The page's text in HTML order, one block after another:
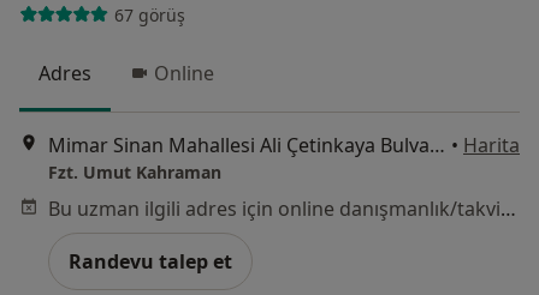
67 görüş
Adres Online
Mimar Sinan Mahallesi Ali Çetinkaya Bulvarı Karaahmetoğlu Apartmanı No:52, İzmir • Harita
Fzt. Umut Kahraman
Bu uzman ilgili adres için online danışmanlık/takvim sunmuyor.
Randevu talep et